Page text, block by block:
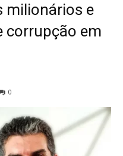
milionários e
corrupção em
0